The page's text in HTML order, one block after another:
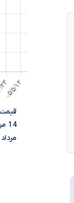
14 مرداد
مرداد